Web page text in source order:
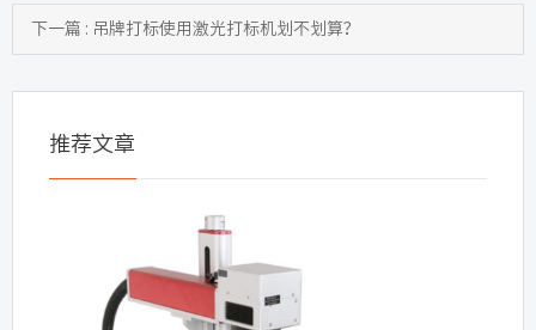
下一篇 : 吊牌打标使用激光打标机划不划算？
推荐文章